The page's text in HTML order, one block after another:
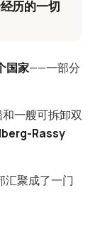
历的一切
国家——一部分
一艘可拆卸双
Rassy
汇聚成了一门